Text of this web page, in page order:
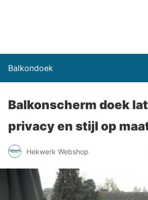
Balkondoek
Balkonscherm doek
privacy en stijl op
Hekwerk Webshop